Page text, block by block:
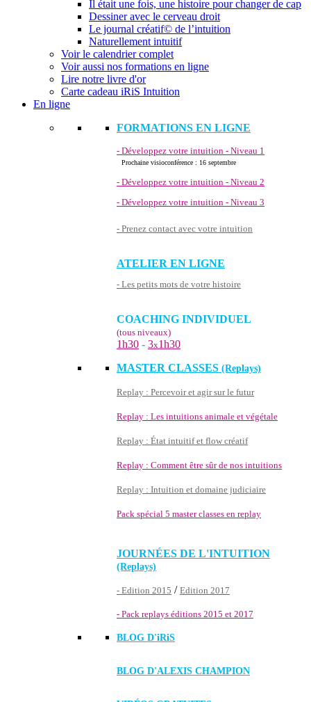
Il était une fois, une histoire pour changer de cap
Dessiner avec le cerveau droit
Le journal créatif© de l’intuition
Naturellement intuitif
Voir le calendrier complet
Voir aussi nos formations en ligne
Lire notre livre d'or
Carte cadeau iRiS Intuition
En ligne
FORMATIONS EN LIGNE
- Développez votre intuition - Niveau 1
Prochaine visioconférence : 16 septembre
- Développez votre intuition - Niveau 2
- Développez votre intuition - Niveau 3
- Prenez contact avec votre intuition
ATELIER EN LIGNE
- Les petits mots de votre histoire
COACHING INDIVIDUEL
(tous niveaux)
1h30 - 3x1h30
MASTER CLASSES (Replays)
Replay : Percevoir et agir sur le futur
Replay : Les intuitions animale et végétale
Replay : État intuitif et flow créatif
Replay : Comment être sûr de nos intuitions
Replay : Intuition et domaine judiciaire
Pack spécial 5 master classes en replay
JOURNÉES DE L'INTUITION
(Replays)
- Edition 2015 / Edition 2017
- Pack replays éditions 2015 et 2017
BLOG D'iRiS
BLOG D'ALEXIS CHAMPION